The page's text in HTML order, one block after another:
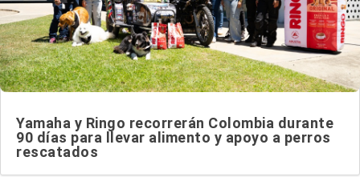
Yamaha y Ringo recorrerán Colombia durante
90 días para llevar alimento y apoyo a perros
rescatados